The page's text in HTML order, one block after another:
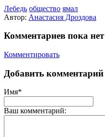
Лебедь общество ямал
Автор: Анастасия Дроздова
Комментариев пока нет
Комментировать
Добавить комментарий
Имя*
Ваш комментарий: